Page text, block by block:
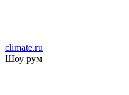
climate.ru
Шоу рум